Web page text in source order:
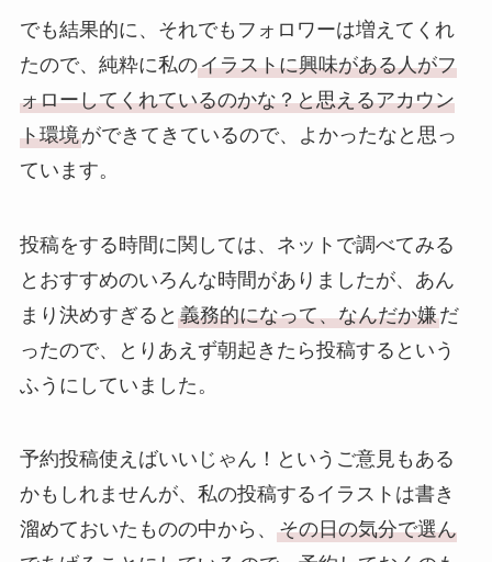
でも結果的に、それでもフォロワーは増えてくれ
たので、純粋に私のイラストに興味がある人がフ
ォローしてくれているのかな？と思えるアカウン
ト環境ができてきているので、よかったなと思っ
ています。
投稿をする時間に関しては、ネットで調べてみる
とおすすめのいろんな時間がありましたが、あん
まり決めすぎると 義務的になって、なんだか嫌だ
ったので、とりあえず朝起きたら投稿するという
ふうにしていました。
予約投稿使えばいいじゃん！というご意見もある
かもしれませんが、私の投稿するイラストは書き
溜めておいたものの中から、 その日の気分で選ん